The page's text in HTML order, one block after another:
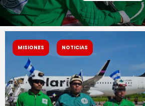
MISIONES NOTICIAS